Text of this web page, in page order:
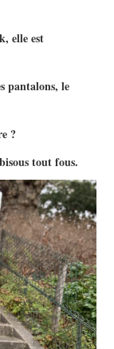
elle est
pantalons, le
?
tout fous.